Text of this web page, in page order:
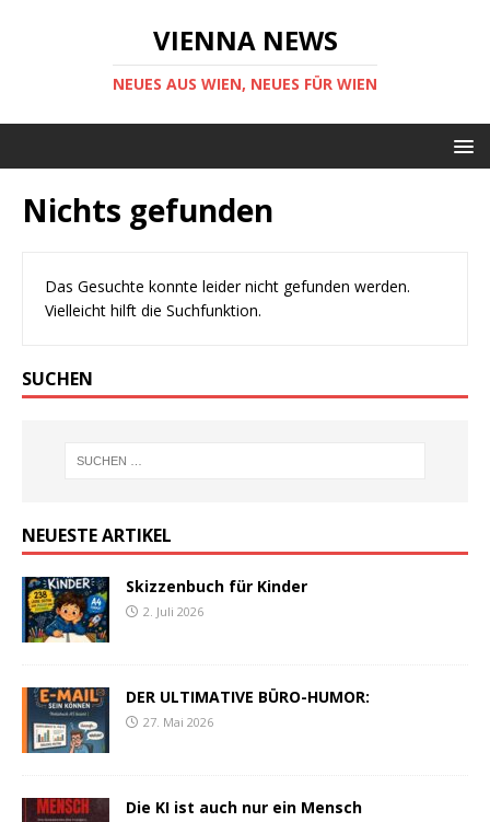
VIENNA NEWS
NEUES AUS WIEN, NEUES FÜR WIEN
Nichts gefunden
Das Gesuchte konnte leider nicht gefunden werden.
Vielleicht hilft die Suchfunktion.
SUCHEN
NEUESTE ARTIKEL
Skizzenbuch für Kinder
2. Juli 2026
DER ULTIMATIVE BÜRO-HUMOR:
27. Mai 2026
Die KI ist auch nur ein Mensch